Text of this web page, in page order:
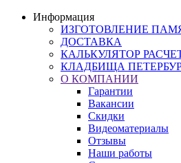
Информация
ИЗГОТОВЛЕНИЕ
ДОСТАВКА
КАЛЬКУЛЯТОР
КЛАДБИЩА
О КОМПАНИИ
Гарантии
Вакансии
Скидки
Видеоматериалы
Отзывы
Наши работы